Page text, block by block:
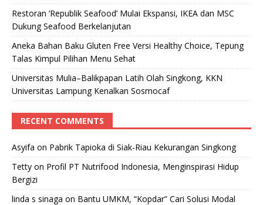
Restoran ‘Republik Seafood’ Mulai Ekspansi, IKEA dan MSC
Dukung Seafood Berkelanjutan
Aneka Bahan Baku Gluten Free Versi Healthy Choice, Tepung
Talas Kimpul Pilihan Menu Sehat
Universitas Mulia–Balikpapan Latih Olah Singkong, KKN
Universitas Lampung Kenalkan Sosmocaf
RECENT COMMENTS
Asyifa on Pabrik Tapioka di Siak-Riau Kekurangan Singkong
Tetty on Profil PT Nutrifood Indonesia, Menginspirasi Hidup
Bergizi
linda s sinaga on Bantu UMKM, “Kopdar” Cari Solusi Modal